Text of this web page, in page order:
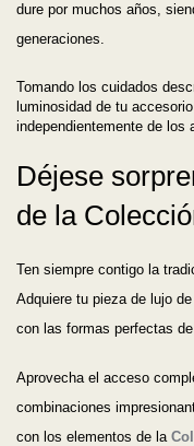
dure por muchos años,
generaciones.
Tomando los cuidados
luminosidad de tu
independientemente de los
Déjese
de la
Ten siempre contigo la
Adquiere tu pieza de lujo
con las formas perfectas
Aprovecha el acceso
combinaciones
con los elementos de la